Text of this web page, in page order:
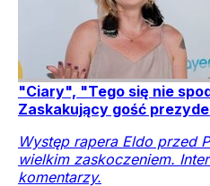
Awantura po wywiadzie.
dziennikarki